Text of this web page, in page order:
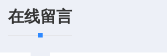
在线留言